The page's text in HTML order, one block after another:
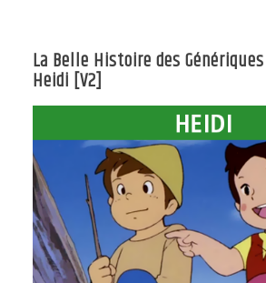
La Belle Histoire des Génériques
Heidi [V2]